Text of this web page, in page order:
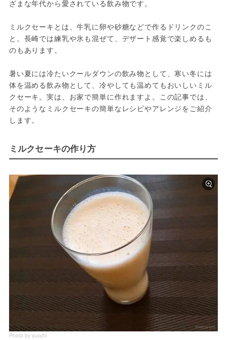
ざまな年代から愛されている飲み物です。
ミルクセーキとは、牛乳に卵や砂糖などで作るドリンクのこ
と。長崎では練乳や氷も混ぜて、デザート感覚で楽しめるも
のもあります。
暑い夏には冷たいクールダウンの飲み物として、寒い冬には
体を温める飲み物として、冷やしても温めてもおいしいミル
クセーキ。実は、お家で簡単に作れますよ。この記事では、
そのようなミルクセーキの簡単なレシピやアレンジをご紹介
します。
ミルクセーキの作り方
Photo by yucchi